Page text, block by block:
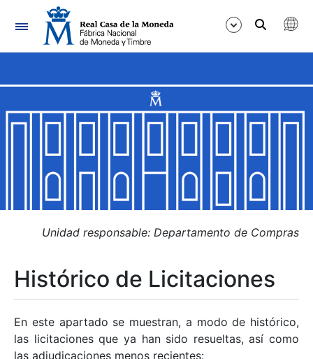
Navegación
Mostrar/Ocultar
Mostrar/Ocultar
Mostrar/Ocultar
Mostrar/Ocultar
Mostrar/Ocultar
Unidad responsable: Departamento de Compras
Histórico de Licitaciones
En este apartado se muestran, a modo de histórico,
las licitaciones que ya han sido resueltas, así como
las adjudicaciones menos recientes: